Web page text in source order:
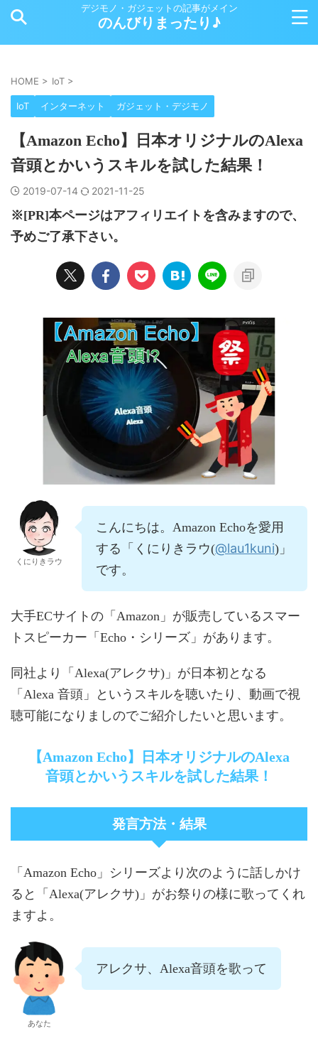
デジモノ・ガジェットの記事がメイン
のんびりまったり♪
HOME > IoT >
IoT インターネット ガジェット・デジモノ
【Amazon Echo】日本オリジナルのAlexa
音頭とかいうスキルを試した結果！
2019-07-14 2021-11-25
※[PR]本ページはアフィリエイトを含みますので、
予めご了承下さい。
くにりきラウ
こんにちは。Amazon Echoを愛用
する「くにりきラウ(@lau1kuni)」
です。
大手ECサイトの「Amazon」が販売しているスマー
トスピーカー「Echo・シリーズ」があります。
同社より「Alexa(アレクサ)」が日本初となる
「Alexa 音頭」というスキルを聴いたり、動画で視
聴可能になりましのでご紹介したいと思います。
【Amazon Echo】日本オリジナルのAlexa
音頭とかいうスキルを試した結果！
発言方法・結果
「Amazon Echo」シリーズより次のように話しかけ
ると「Alexa(アレクサ)」がお祭りの様に歌ってくれ
ますよ。
あなた
アレクサ、Alexa音頭を歌って